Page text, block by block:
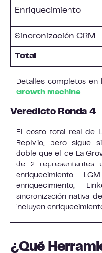
Enriquecimiento
Sincronización CRM
Total
Detalles completos en
Growth Machine
Veredicto Ronda 4
El costo total real de
Reply.io, pero sigue
doble que el de La
de 2 representantes
enriquecimiento.
enriquecimiento,
sincronización nativa
incluyen
¿Qué